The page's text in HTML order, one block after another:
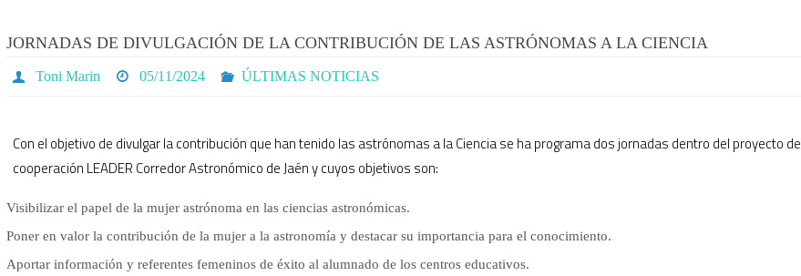
JORNADAS DE DIVULGACIÓN DE LA CONTRIBUCIÓN DE LAS ASTRÓNOMAS A LA CIENCIA
Toni Marin 05/11/2024 ÚLTIMAS NOTICIAS
Con el objetivo de divulgar la contribución que han tenido las astrónomas a la Ciencia se ha programa dos jornadas dentro del proyecto de
cooperación LEADER Corredor Astronómico de Jaén y cuyos objetivos son:
Visibilizar el papel de la mujer astrónoma en las ciencias astronómicas.
Poner en valor la contribución de la mujer a la astronomía y destacar su importancia para el conocimiento.
Aportar información y referentes femeninos de éxito al alumnado de los centros educativos.